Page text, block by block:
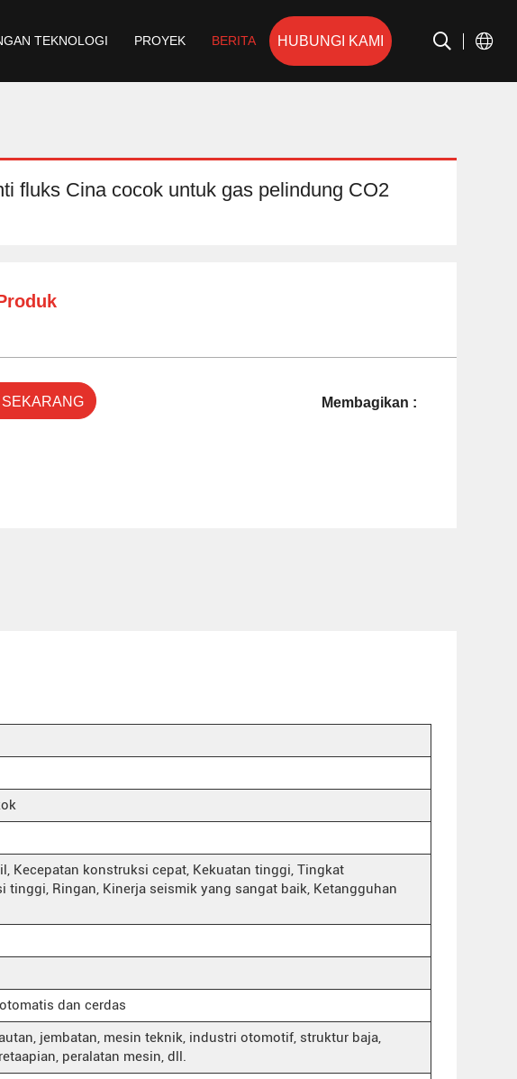
TEKNOLOGI PROYEK BERITA HUBUNGI KAMI
fluks Cina cocok untuk gas pelindung CO2
Membagikan :
Kecepatan konstruksi cepat, Kekuatan tinggi, Tingkat
tinggi, Ringan, Kinerja seismik yang sangat baik, Ketangguhan
dan cerdas
jembatan, mesin teknik, industri otomotif, struktur baja,
peralatan mesin, dll.